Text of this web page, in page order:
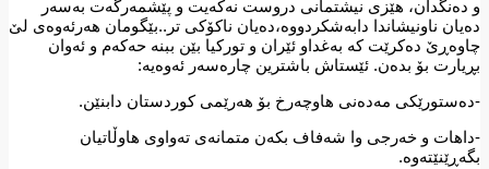
و دەنگدان، هێزی نیشتمانی دروست نەكەیت و پێشمەرگەت بەسەر
دەیان ناونیشاندا دابەشكردووە،دەیان ناكۆكی تر..بێگومان هەرئەوەی لێ
چاوەڕێ دەكرێت كە بەغداو ئێران و توركیا بێن ببنە حەكەم و ئەوان
بڕیارت بۆ بدەن. ئێستاش باشترین چارەسەر ئەوەیە:
-دەستورێكی مەدەنی هاوچەرخ بۆ هەرێمی كوردستان دابنێن.
-داهات و خەرجی وا شەفاف بكەن متمانەی تەواوی هاوڵاتیان
بگەڕێنێتەوە.